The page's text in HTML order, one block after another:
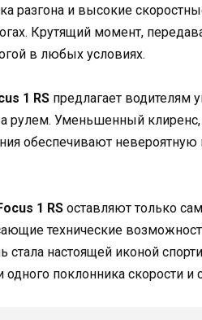
разгона и высокие
Крутящий момент,
в любых условиях.
1 RS предлагает водителям
рулем. Уменьшенный клиренс,
обеспечивают
1 RS оставляют только
технические
стала настоящей иконой
поклонника скорости и